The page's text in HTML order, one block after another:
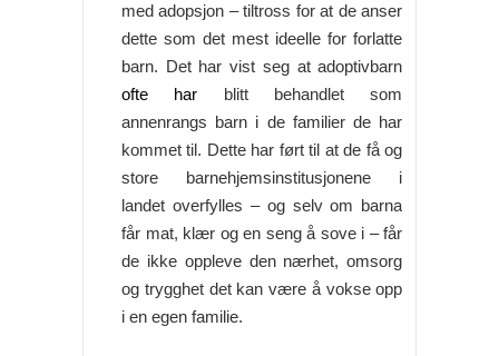
med adopsjon – tiltross for at de anser
dette som det mest ideelle for forlatte
barn. Det har vist seg at adoptivbarn
ofte har blitt behandlet som
annenrangs barn i de familier de har
kommet til. Dette har ført til at de få og
store barnehjemsinstitusjonene i
landet overfylles – og selv om barna
får mat, klær og en seng å sove i – får
de ikke oppleve den nærhet, omsorg
og trygghet det kan være å vokse opp
i en egen familie.